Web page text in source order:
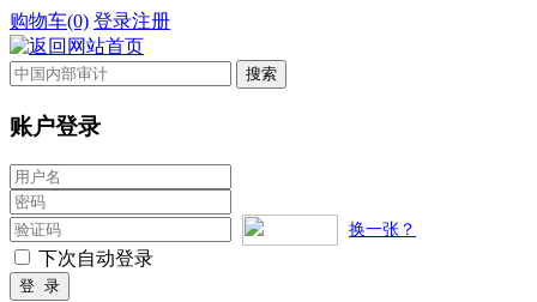
购物车(0) 登录注册
账户登录
换一张？
下次自动登录